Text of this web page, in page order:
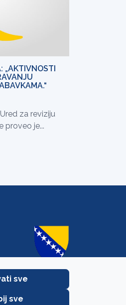
„AKTIVNOSTI
za reviziju
proveo je...
sve
sve